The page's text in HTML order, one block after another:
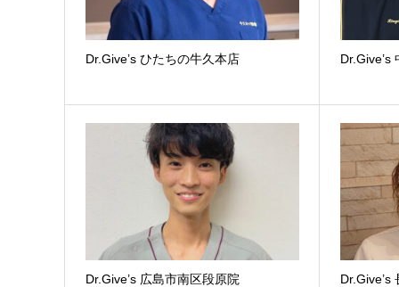
Dr.Give’s ひたちの牛久本店 Dr.Give’s
Dr.Give’s 広島市南区段原院 Dr.Give’s